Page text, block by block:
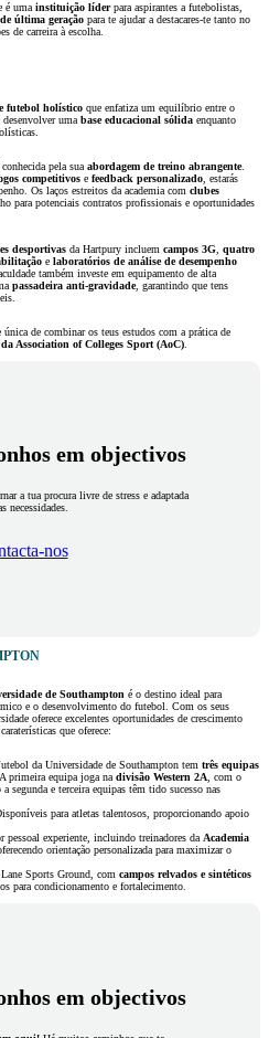
é uma instituição líderpara aspirantes a futebolistas,
última geração para te ajudar a destacares-te tanto no
de carreira à escolha.
futebol holístico que enfatiza um equilíbrio entre o
uma base educacional sólida enquanto
pela sua abordagem de treino abrangente.
competitivos e feedback personalizado , estarás
Os laços estreitos da academia com clubes
para potenciais contratos profissionais e oportunidades
desportivas da Hartpury incluem campos 3G quatro
e laboratórios de análise de desempenho
também investe em equipamento de alta
passadeira anti-gravidade, garantindo que tens
de combinar os teus estudos com a prática de
Association of Colleges Sport (AoC)
em objectivos
a tua procura livre de stress e adaptada
necessidades.
nos
de Southampton é o destino ideal para
e o desenvolvimento do futebol. Com os seus
oferece excelentes oportunidades de crescimento
que oferece:
da Universidade de Southampton tem três equipas
. A primeira equipa joga na divisão Western 2A , com o
segunda e terceira equipas têm tido sucesso nas
para atletas talentosos, proporcionando apoio
pessoal experiente, incluindo treinadores da Academia
orientação personalizada para maximizar o
Sports Ground, com campos relvados e sintéticos
para condicionamento e fortalecimento.
em objectivos